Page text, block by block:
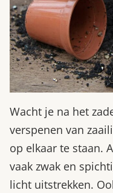
Wacht je na het
verspenen van
op elkaar te staan.
vaak zwak en
licht uitstrekken.